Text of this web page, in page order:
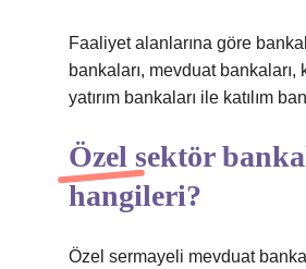
Faaliyet alanlarına göre
bankaları, mevduat bankaları,
yatırım bankaları ile katılım
Özel sektör
hangileri?
Özel sermayeli mevduat